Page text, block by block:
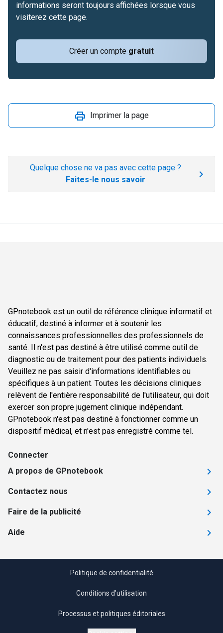
Créer un compte gratuit
informations seront toujours affichées lorsque vous
visiterez cette page.
Imprimer la page
Quelque chose ne va pas avec cette page ?
Faites-le nous savoir
GPnotebook est un outil de référence clinique informatif et
éducatif, destiné à informer et à soutenir les
connaissances professionnelles des professionnels de
santé. Il n'est pas destiné à être utilisé comme outil de
diagnostic ou de traitement pour des patients individuels.
Veuillez ne pas saisir d'informations identifiables ou
spécifiques à un patient. Toutes les décisions cliniques
relèvent de l'entière responsabilité de l'utilisateur, qui doit
exercer son propre jugement clinique indépendant.
GPnotebook n'est pas destiné à fonctionner comme un
dispositif médical, et n'est pas enregistré comme tel.
Connecter
A propos de GPnotebook
Contactez nous
Faire de la publicité
Aide
Politique de confidentialité
Conditions d'utilisation
Processus et politiques éditoriales